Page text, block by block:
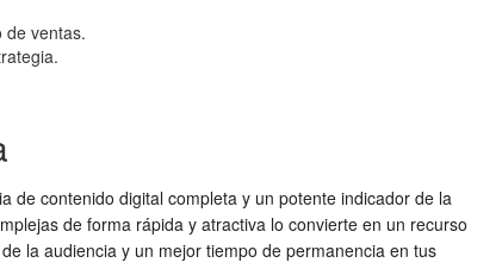
de ventas.
de contenido digital completa y un potente indicador de la
de forma rápida y atractiva lo convierte en un recurso
la audiencia y un mejor tiempo de permanencia en tus